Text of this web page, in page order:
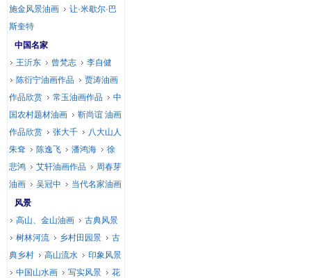
施金风景油画
让·米歇尔·巴
斯奎特
中国名家
王沂东
曾梵志
李自健
陈衍宁油画作品
贾涛油画
作品欣赏
常玉油画作品
中
国农村题材油画
靳尚谊 油画
作品欣赏
张大千
八大山人
朱耷
陈逸飞 潘鸿海
徐
悲鸿
艾轩油画作品
周春芽
油画
吴冠中
当代名家油画
风景
高山、金山油画
古典风景
树林河流
乡村田园景
古
典乡村
高山流水
印象风景
中国山水画
写实风景
花